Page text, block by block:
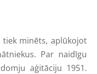
minēts, aplūkojot
Par naidīgu
aģitāciju 1951.